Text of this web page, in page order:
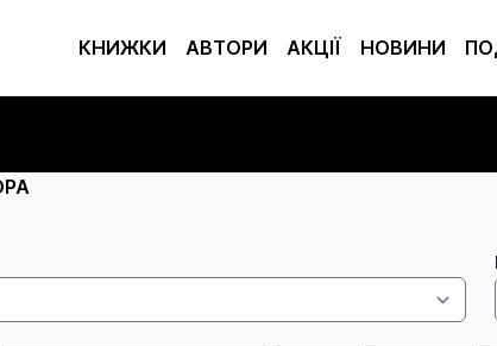
КНИЖКИ АВТОРИ АКЦІЇ НОВИНИ